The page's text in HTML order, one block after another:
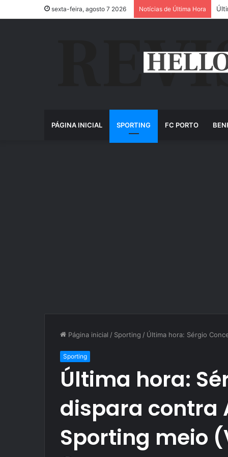
sexta-feira, agosto 7 2026 Notícias de Última Hora
PÁGINA INICIAL SPORTING FC PORTO
Página inicial / Sporting / Última hora: Sérgio
Sporting
Última hora:
dispara contra
Sporting meio